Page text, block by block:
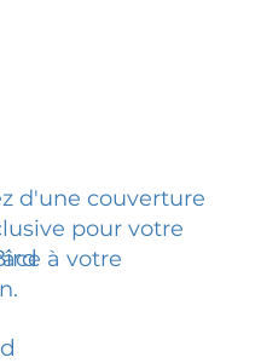
d'une couverture
pour votre
à votre